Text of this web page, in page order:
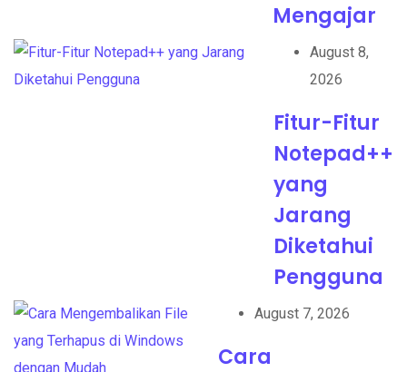
Mengajar
August 8,
2026
Fitur-Fitur
Notepad++
yang
Jarang
Diketahui
Pengguna
August 7, 2026
Cara